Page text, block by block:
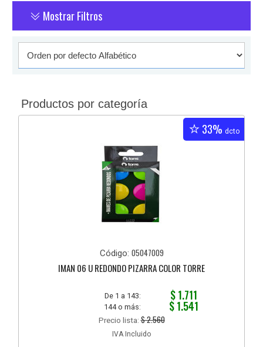
Mostrar Filtros
Productos por categoría
33% dcto
Código: 05047009
IMAN 06 U REDONDO PIZARRA COLOR TORRE
De 1 a 143: $ 1.711
144 o más: $ 1.541
Precio lista:$ 2.560
IVA Incluido